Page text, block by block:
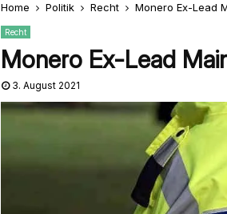
Home Politik Recht Monero Ex-Lead
Recht
Monero Ex-Lead
3. August 2021